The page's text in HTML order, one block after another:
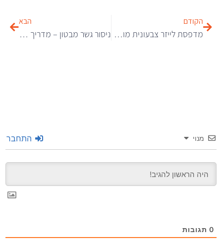
הקודם
מדפסת לייזר צבעונית מומלצת
הבא
ניסור גשר מבטון – מדריך מקצועי מקיף לשלבי העבודה הבטוחים והיעילים
מנוי התחבר
0תגובות